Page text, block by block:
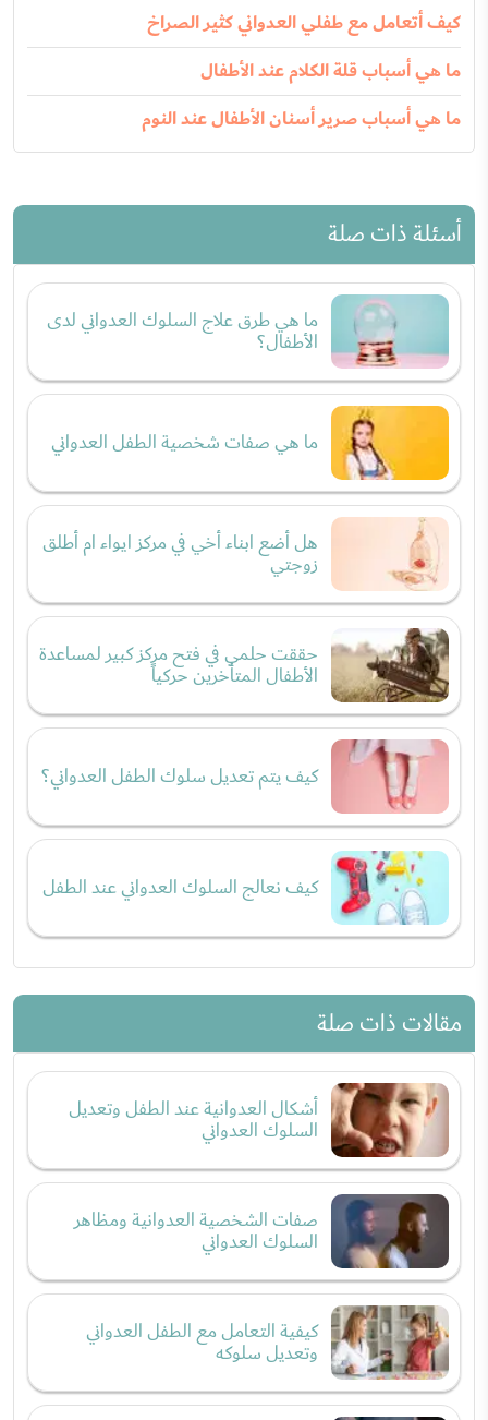
كيف أتعامل مع طفلي العدواني كثير الصراخ
ما هي أسباب قلة الكلام عند الأطفال
ما هي أسباب صرير أسنان الأطفال عند النوم
أسئلة ذات صلة
ما هي طرق علاج السلوك العدواني لدى
الأطفال؟
ما هي صفات شخصية الطفل العدواني
هل أضع ابناء أخي في مركز ايواء ام أطلق
زوجتي
حققت حلمي في فتح مركز كبير لمساعدة
الأطفال المتأخرين حركياً
كيف يتم تعديل سلوك الطفل العدواني؟
كيف نعالج السلوك العدواني عند الطفل
مقالات ذات صلة
أشكال العدوانية عند الطفل وتعديل
السلوك العدواني
صفات الشخصية العدوانية ومظاهر
السلوك العدواني
كيفية التعامل مع الطفل العدواني
وتعديل سلوكه